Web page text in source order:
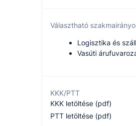
Választható
Logisztika és
Vasúti
KKK/PTT
KKK letöltése (pdf)
PTT letöltése (pdf)